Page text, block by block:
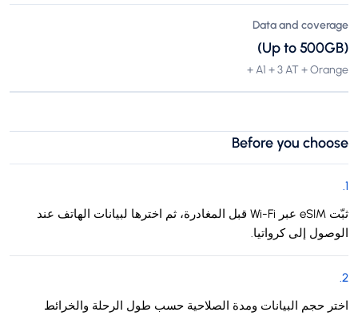
Data and coverage
(Up to 500GB)
A1 + 3 AT + Orange +
Before you choose
1
.
ثبّت eSIM عبر Wi-Fi قبل المغادرة، ثم اخترها لبيانات الهاتف عند
الوصول إلى كرواتيا.
2
.
اختر حجم البيانات ومدة الصلاحية حسب طول الرحلة والخرائط